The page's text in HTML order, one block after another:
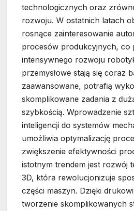
technologicznych oraz
rozwoju. W ostatnich latach
rosnące zainteresowanie
procesów produkcyjnych, co
intensywnego rozwoju
przemysłowe stają się coraz
zaawansowane, potrafią
skomplikowane zadania z
szybkością. Wprowadzenie
inteligencji do systemów
umożliwia optymalizację
zwiększenie efektywności
istotnym trendem jest rozwój
3D, która rewolucjonizuje
części maszyn. Dzięki
tworzenie skomplikowanych